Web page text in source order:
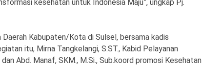
kesehatan untuk Indonesia Maju”, ungkap Pj.
Kabupaten/Kota di Sulsel, bersama kadis
itu, Mirna Tangkelangi, S.ST., Kabid Pelayanan
Abd. Manaf, SKM., M.Si., Sub.koord promosi Kesehatan